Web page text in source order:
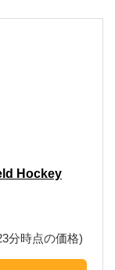
Hockey
分時点の価格)